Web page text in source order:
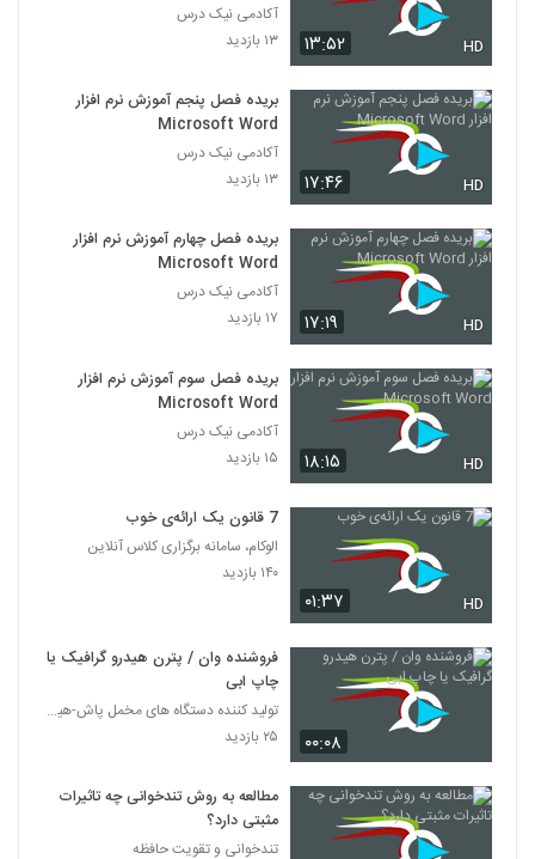
۱۳:۵۲ HD
آکادمی نیک درس
۱۳ بازدید
۱۷:۴۶ HD
بریده فصل پنجم آموزش نرم افزار
Microsoft Word
آکادمی نیک درس
۱۳ بازدید
۱۷:۱۹ HD
بریده فصل چهارم آموزش نرم افزار
Microsoft Word
آکادمی نیک درس
۱۷ بازدید
۱۸:۱۵ HD
بریده فصل سوم آموزش نرم افزار
Microsoft Word
آکادمی نیک درس
۱۵ بازدید
۰۱:۳۷ HD
7 قانون یک ارائه‌ی خوب
الوکام، سامانه برگزاری کلاس آنلاین
۱۴۰ بازدید
۰۰:۰۸
فروشنده وان / پترن هیدرو گرافیک یا
چاپ ابی
تولید کننده دستگاه های مخمل پاش-هیدروگرافیک-ابکاری
۲۵ بازدید
مطالعه به روش تندخوانی چه تاثیرات
مثبتی دارد؟
تندخوانی و تقویت حافظه